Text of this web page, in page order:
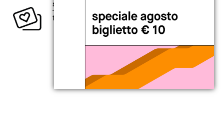
sostieni la creatività contemporanea
ti aspetta un intero anno di vantaggi.